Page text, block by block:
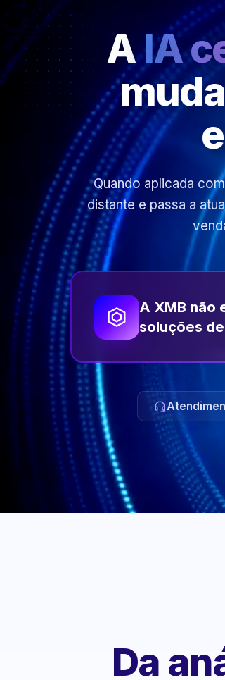
AIA
Quando aplicada
distante e passa a
A XMB não
soluções
Da